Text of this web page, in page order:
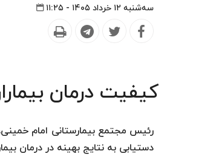
سه‌شنبه ۱۲ خرداد ۱۴۰۵ - ۱۱:۲۵
کیفیت درمان
رئیس مجتمع بیمارستانی امام
دستیابی به نتایج بهینه در درمان